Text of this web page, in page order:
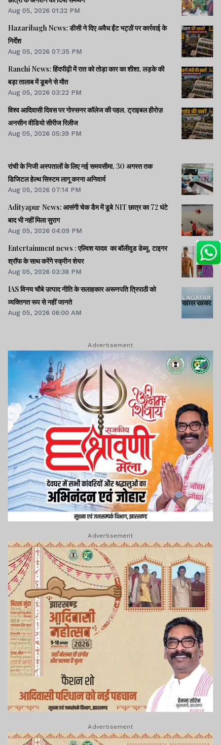
Aug 05, 2026 01:32 PM
Hazaribagh News: डीसी ने दिए अवैध ईंट भट्ठों पर कार्रवाई के
निर्देश
Aug 05, 2026 07:35 PM
Ranchi News: हिंदपीढ़ी में रात को तोड़ा कार का शीशा, लड़के की
बड़ा तालाब में डूबने से मौत
Aug 05, 2026 03:22 PM
विश्व आदिवासी दिवस पर गोस्सनर कॉलेज की पहल, ट्राइबल हीरोज़
अनसीन वीडियो सीरीज रिलीज
Aug 05, 2026 05:39 PM
रांची के निजी अस्पतालों के लिए नई समयसीमा, 30 अगस्त तक
डिजिटल हेल्थ सिस्टम लागू करना अनिवार्य
Aug 05, 2026 07:14 PM
Adityapur News: आसंगी चेक डैम में डूबे NIT छात्र का 72 घंटे
बाद भी नहीं मिला सुराग
Aug 05, 2026 04:09 PM
Entertainment news : एल्विश यादव का बॉलीवुड डेब्यू, टाइगर
श्रॉफ के साथ करेंगे स्क्रीन शेयर
Aug 05, 2026 03:38 PM
IAS विनय चौबे उत्पाद नीति के सलाहकार अरूणपति त्रिपाठी को
व्यक्तिगत रूप से नहीं जानते
Aug 05, 2026 06:00 AM
Advertisement
Advertisement
Advertisement